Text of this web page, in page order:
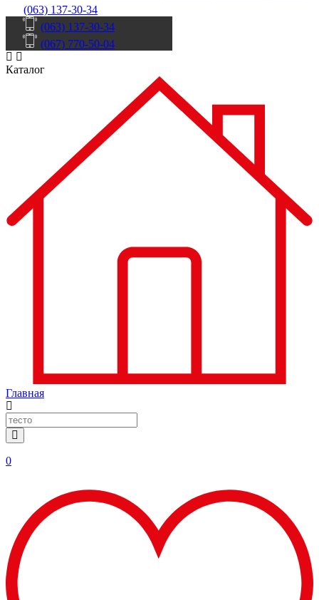
(063) 137-30-34
(063) 137-30-34
(067) 770-50-04
Каталог
Главная
0